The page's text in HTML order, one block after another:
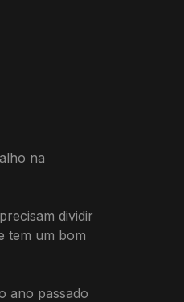
na
dividir
tem um bom
ano passado